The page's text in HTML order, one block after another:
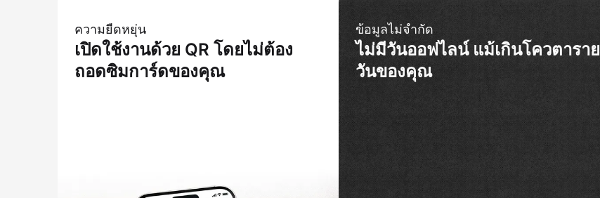
ความยืดหยุ่น
เปิดใช้งานด้วย QR โดยไม่ต้อง
ถอดซิมการ์ดของคุณ
ข้อมูลไม่จำกัด
ไม่มีวันออฟไลน์ แม้เกินโควตาราย
วันของคุณ